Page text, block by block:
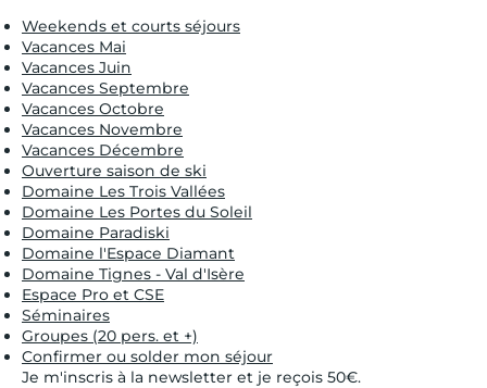
Weekends et courts séjours
Vacances Mai
Vacances Juin
Vacances Septembre
Vacances Octobre
Vacances Novembre
Vacances Décembre
Ouverture saison de ski
Domaine Les Trois Vallées
Domaine Les Portes du Soleil
Domaine Paradiski
Domaine l'Espace Diamant
Domaine Tignes - Val d'Isère
Espace Pro et CSE
Séminaires
Groupes (20 pers. et +)
Confirmer ou solder mon séjour
Je m'inscris à la newsletter et je reçois 50€.